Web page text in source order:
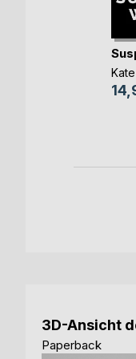
3D-Ansicht
Paperback